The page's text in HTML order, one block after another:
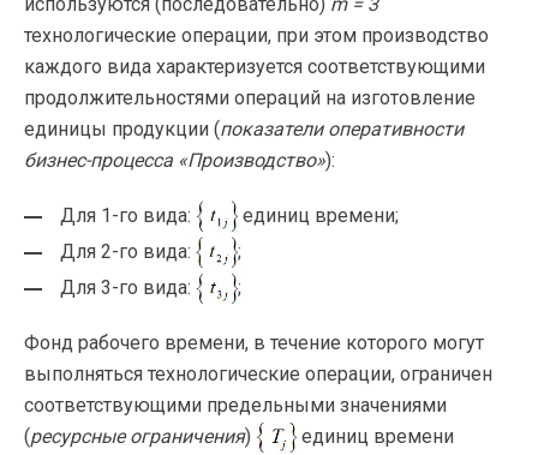
технологические операции, при этом производство
каждого вида характеризуется соответствующими
продолжительностями операций на изготовление
единицы продукции (показатели оперативности
бизнес-процесса «Производство»):
Для 1-го вида:
единиц времени;
Для 2-го вида:
;
Для 3-го вида: ;
Фонд рабочего времени, в течение которого могут
выполняться технологические операции, ограничен
соответствующими предельными значениями
(ресурсные ограничения)
единиц времени